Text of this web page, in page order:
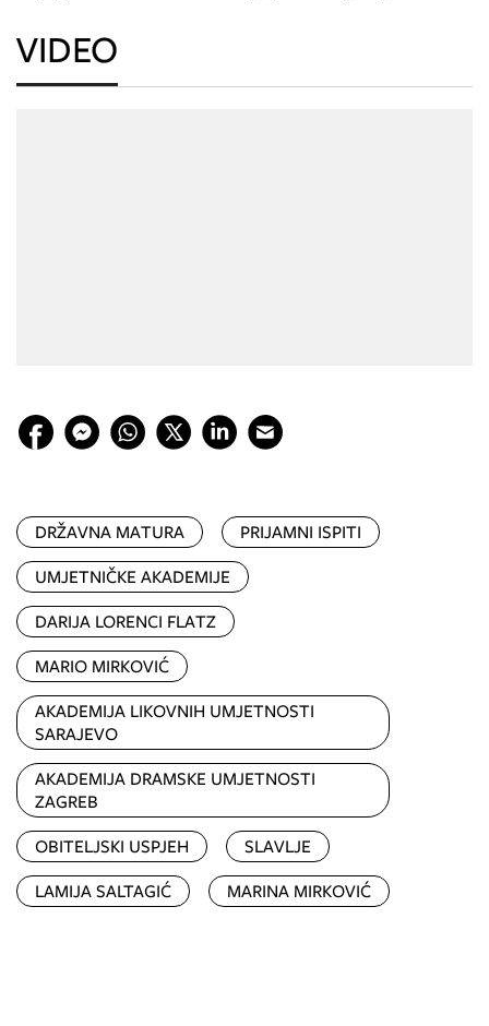
VIDEO
DRŽAVNA MATURA
PRIJAMNI ISPITI
UMJETNIČKE AKADEMIJE
DARIJA LORENCI FLATZ
MARIO MIRKOVIĆ
AKADEMIJA LIKOVNIH UMJETNOSTI
SARAJEVO
AKADEMIJA DRAMSKE UMJETNOSTI
ZAGREB
OBITELJSKI USPJEH
SLAVLJE
LAMIJA SALTAGIĆ
MARINA MIRKOVIĆ